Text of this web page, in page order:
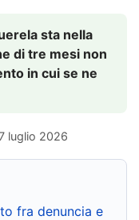
sta nella
di tre mesi non
in cui se ne
luglio 2026
fra denuncia e